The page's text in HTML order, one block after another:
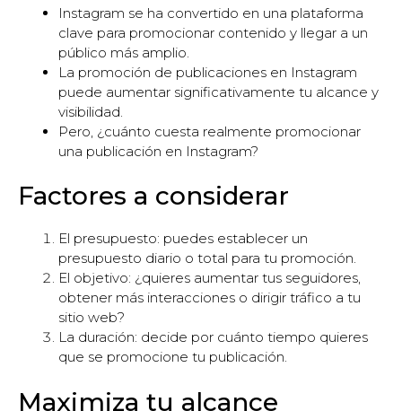
Instagram se ha convertido en una plataforma
clave para promocionar contenido y llegar a un
público más amplio.
La promoción de publicaciones en Instagram
puede aumentar significativamente tu alcance y
visibilidad.
Pero, ¿cuánto cuesta realmente promocionar
una publicación en Instagram?
Factores a considerar
El presupuesto: puedes establecer un
presupuesto diario o total para tu promoción.
El objetivo: ¿quieres aumentar tus seguidores,
obtener más interacciones o dirigir tráfico a tu
sitio web?
La duración: decide por cuánto tiempo quieres
que se promocione tu publicación.
Maximiza tu alcance